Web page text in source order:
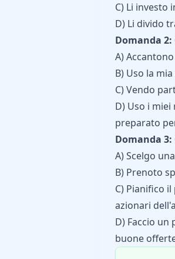
C) Li investo
D) Li divido
Domanda 2:
A)
B) Uso la
C) Vendo
D) Uso i
preparato
Domanda 3:
A) Scelgo
B) Prenoto
C) Pianifico
azionari
D) Faccio un
buone